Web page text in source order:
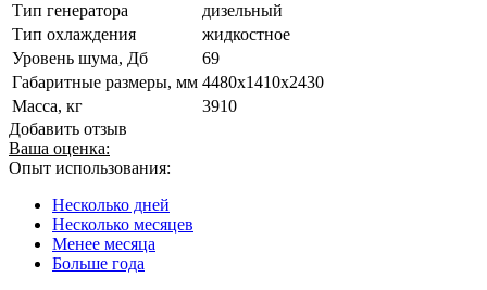
Тип генератора
дизельный
Тип охлаждения
жидкостное
Уровень шума, Дб
69
Габаритные размеры, мм 4480х1410х2430
Масса, кг
3910
Добавить отзыв
Ваша оценка:
Опыт использования:
Несколько дней
Несколько месяцев
Менее месяца
Больше года